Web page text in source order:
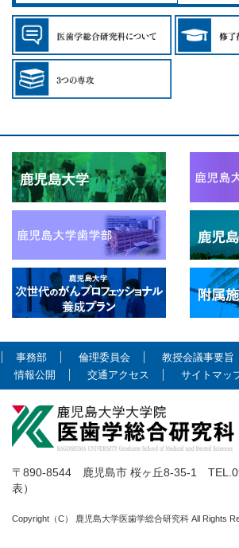
事務部 倫理委員会 教授会議事要旨
情報公開
交通アクセス サイトマッ
〒890-8544 鹿児島市 桜ヶ丘8-35-1
表）
Copyright（C） 鹿児島大学医歯学総合研究科 All Rights